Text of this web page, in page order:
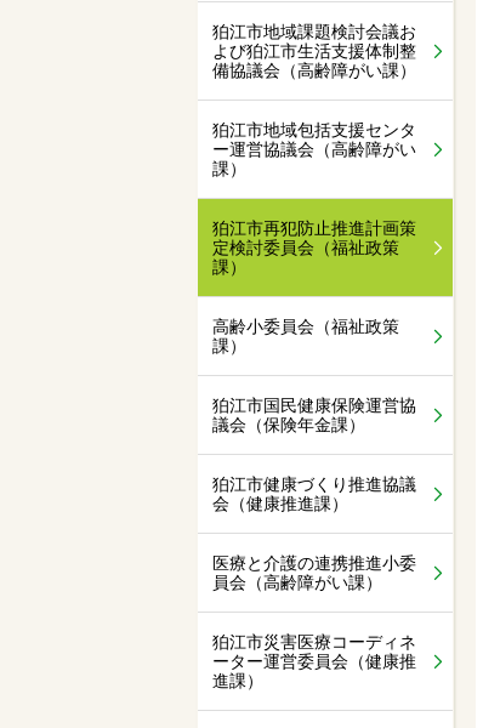
狛江市地域課題検討会議お
よび狛江市生活支援体制整
備協議会（高齢障がい課）
狛江市地域包括支援センタ
ー運営協議会（高齢障がい
課）
狛江市再犯防止推進計画策
定検討委員会（福祉政策
課）
高齢小委員会（福祉政策
課）
狛江市国民健康保険運営協
議会（保険年金課）
狛江市健康づくり推進協議
会（健康推進課）
医療と介護の連携推進小委
員会（高齢障がい課）
狛江市災害医療コーディネ
ーター運営委員会（健康推
進課）